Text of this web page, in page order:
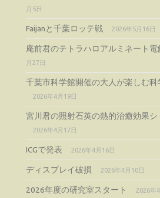
月5日
Faijanと千葉ロッテ戦 2026年5月16日
庵前君のテトラハロアルミネート電
月27日
千葉市科学館開催の大人が楽しむ
2026年4月19日
宮川君の照射石英の熱的治癒効果シ
2026年4月17日
ICGで発表 2026年4月16日
ディスプレイ破損 2026年4月10日
2026年度の研究室スタート 2026年